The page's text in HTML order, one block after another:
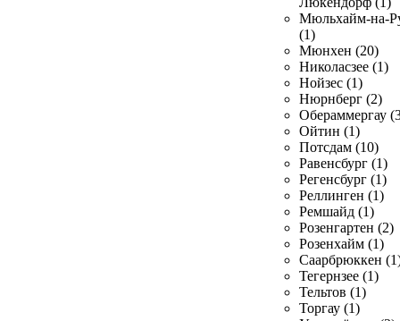
Мюльхайм-на-
(1)
Мюнхен (20)
Николасзее (1)
Нойзес (1)
Нюрнберг (2)
Обераммергау
Ойтин (1)
Потсдам (10)
Равенсбург (1)
Регенсбург (1)
Реллинген (1)
Ремшайд (1)
Розенгартен (2)
Розенхайм (1)
Саарбрюккен
Тегернзее (1)
Тельтов (1)
Торгау (1)